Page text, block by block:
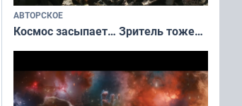
АВТОРСКОЕ
Космос засыпает… Зритель тоже…